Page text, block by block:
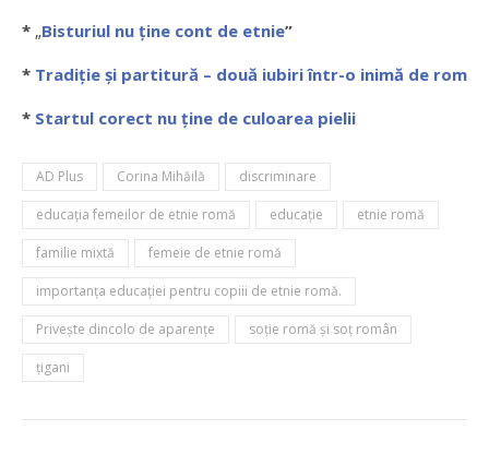
* „Bisturiul nu ține cont de etnie”
* Tradiție și partitură – două iubiri într-o inimă de rom
* Startul corect nu ține de culoarea pielii
AD Plus Corina Mihăilă discriminare
educația femeilor de etnie romă educaţie etnie romă
familie mixtă femeie de etnie romă
importanța educației pentru copiii de etnie romă.
Privește dincolo de aparențe soție romă și soț român
țigani